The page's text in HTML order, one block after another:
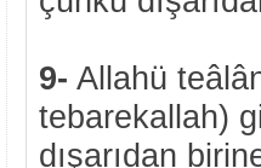
9- Allahü
tebarekallah)
dışarıdan